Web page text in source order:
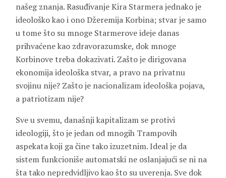
našeg znanja. Rasuđivanje Kira Starmera jednako je
ideološko kao i ono Džeremija Korbina; stvar je samo
u tome što su mnoge Starmerove ideje danas
prihvaćene kao zdravorazumske, dok mnoge
Korbinove treba dokazivati. Zašto je dirigovana
ekonomija ideološka stvar, a pravo na privatnu
svojinu nije? Zašto je nacionalizam ideološka pojava,
a patriotizam nije?
Sve u svemu, današnji kapitalizam se protivi
ideologiji, što je jedan od mnogih Trampovih
aspekata koji ga čine tako izuzetnim. Ideal je da
sistem funkcioniše automatski ne oslanjajući se ni na
šta tako nepredvidljivo kao što su uverenja. Sve dok